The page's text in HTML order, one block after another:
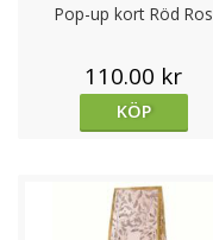
Pop-up kort Röd Ros
110.00 kr
KÖP